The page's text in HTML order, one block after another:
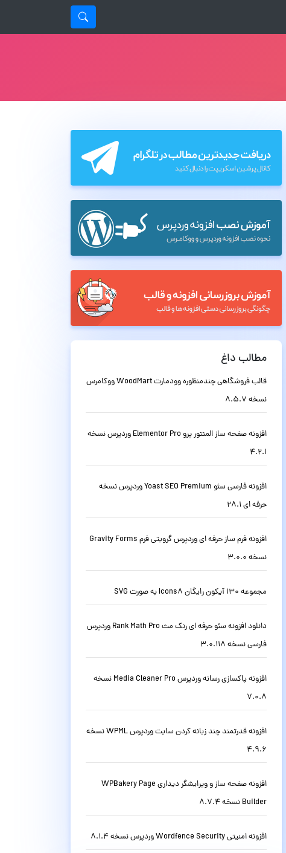
مطالب داغ
قالب فروشگاهی چندمنظوره وودمارت WoodMart ووکامرس
نسخه 8.5.7
افزونه صفحه ساز المنتور پرو Elementor Pro وردپرس نسخه
4.2.1
افزونه فارسی سئو Yoast SEO Premium وردپرس نسخه
حرفه ای 28.1
افزونه فرم ساز حرفه ای وردپرس گرویتی فرم Gravity Forms
نسخه 3.0.0
مجموعه 130 آیکون رایگان Icons8 به صورت SVG
دانلود افزونه سئو حرفه ای رنک مث Rank Math Pro وردپرس
فارسی نسخه 3.0.118
افزونه پاکسازی رسانه وردپرس Media Cleaner Pro نسخه
7.0.8
افزونه قدرتمند چند زبانه کردن سایت وردپرس WPML نسخه
4.9.6
افزونه صفحه ساز و ویرایشگر دیداری WPBakery Page
Builder نسخه 8.7.4
افزونه امنیتی Wordfence Security وردپرس نسخه 8.1.4